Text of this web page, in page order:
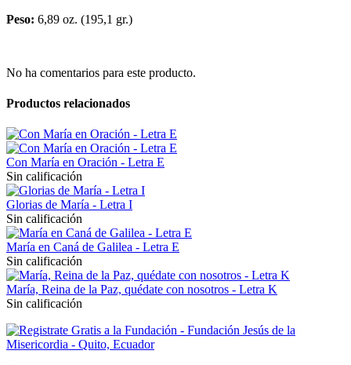
Peso: 6,89 oz. (195,1 gr.)
No ha comentarios para este producto.
Productos relacionados
Con María en Oración - Letra E
Sin calificación
Glorias de María - Letra I
Sin calificación
María en Caná de Galilea - Letra E
Sin calificación
María, Reina de la Paz, quédate con nosotros - Letra K
Sin calificación